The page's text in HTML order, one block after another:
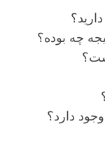
چه بوده؟
وجود دارد؟